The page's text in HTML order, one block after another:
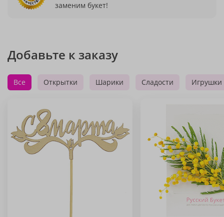
заменим букет!
Добавьте к заказу
Все Открытки Шарики Сладости Игрушки